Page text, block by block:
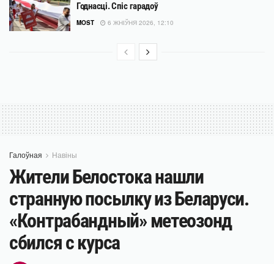
Годнасці. Спіс гарадоў
MOST 6 ЖНІЎНЯ 2026, 12:10
Галоўная Навіны
Жители Белостока нашли
странную посылку из Беларуси.
«Контрабандный» метеозонд
сбился с курса